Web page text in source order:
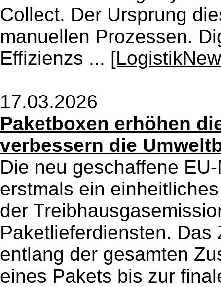
Collect. Der Ursprung
manuellen Prozessen.
Effizienzs ...
17.03.2026
Paketboxen erhöhen
verbessern die
Die neu geschaffene
erstmals ein
der
Paketlieferdiensten.
entlang der gesamten
eines Pakets bis zur